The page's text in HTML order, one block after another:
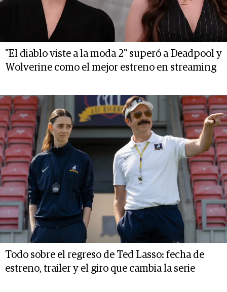
"El diablo viste a la moda 2" superó a Deadpool y
Wolverine como el mejor estreno en streaming
Todo sobre el regreso de Ted Lasso: fecha de
estreno, trailer y el giro que cambia la serie